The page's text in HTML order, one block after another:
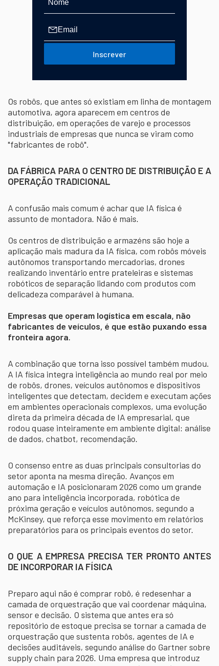
Inscrever
Os robôs, que antes só existiam em linha de montagem
automotiva, agora aparecem em centros de
distribuição, em operações de varejo e processos
industriais de empresas que nunca se viram como
"fabricantes de robô".
DA FÁBRICA PARA O CENTRO DE DISTRIBUIÇÃO E A
OPERAÇÃO TRADICIONAL
A confusão mais comum é achar que IA física é
assunto de montadora. Não é mais.
Os centros de distribuição e armazéns são hoje a
aplicação mais madura da IA física, com robôs móveis
autônomos transportando mercadorias, drones
realizando inventário entre prateleiras e sistemas
robóticos de separação lidando com produtos com
delicadeza comparável à humana.
Empresas que operam logística em escala, não
fabricantes de veículos, é que estão puxando essa
fronteira agora.
A combinação que torna isso possível também mudou.
A IA física integra inteligência ao mundo real por meio
de robôs, drones, veículos autônomos e dispositivos
inteligentes que detectam, decidem e executam ações
em ambientes operacionais complexos, uma evolução
direta da primeira década de IA empresarial, que
rodou quase inteiramente em ambiente digital: análise
de dados, chatbot, recomendação.
O consenso entre as duas principais consultorias do
setor aponta na mesma direção. Avanços em
automação e IA posicionaram 2026 como um grande
ano para inteligência incorporada, robótica de
próxima geração e veículos autônomos, segundo a
McKinsey, que reforça esse movimento em relatórios
preparatórios para os principais eventos do setor.
O QUE A EMPRESA PRECISA TER PRONTO ANTES
DE INCORPORAR IA FÍSICA
Preparo aqui não é comprar robô, é redesenhar a
camada de orquestração que vai coordenar máquina,
sensor e decisão. O sistema que antes era só
repositório de estoque precisa se tornar a camada de
orquestração que sustenta robôs, agentes de IA e
decisões auditáveis, segundo análise do Gartner sobre
supply chain para 2026. Uma empresa que introduz